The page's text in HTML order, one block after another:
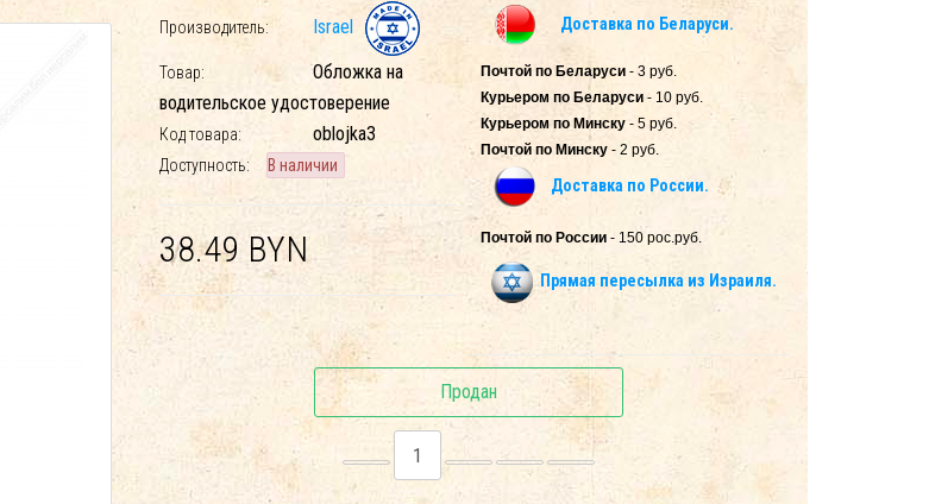
Производитель:
Israel
Товар:
Обложка на
водительское удостоверение
Код товара: oblojka3
Доступность: В наличии
38.49 BYN
Доставка по Беларуси.
Почтой по Беларуси - 3 руб.
Курьером по Беларуси - 10 руб.
Курьером по Минску - 5 руб.
Почтой по Минску - 2 руб.
Доставка по России.
Почтой по России - 150 рос.руб.
Прямая пересылка из Израиля.
Продан